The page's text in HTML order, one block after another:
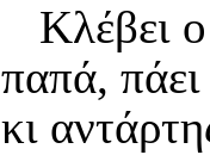
Κλέβει
παπά,
κι